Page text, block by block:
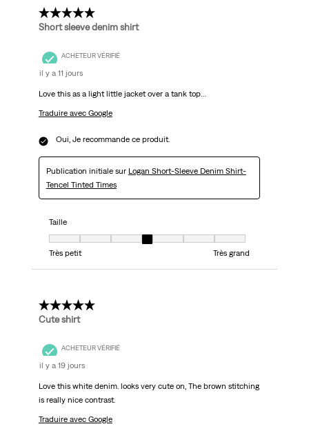
5 étoile(s) sur 5.
Short sleeve denim shirt
ACHETEUR VÉRIFIÉ
il y a 11 jours
Love this as a light little jacket over a tank top…
Traduire avec Google
Oui, Je recommande ce produit.
Publication initiale sur Logan Short-Sleeve Denim Shirt-
Tencel Tinted Times
Taille
Taille, 4 sur 7, où 1 est égal à Très petit et 7 est égal à Très grand
Très petit
Très grand
5 étoile(s) sur 5.
Cute shirt
ACHETEUR VÉRIFIÉ
il y a 19 jours
Love this white denim. looks very cute on, The brown stitching
is really nice contrast.
Traduire avec Google